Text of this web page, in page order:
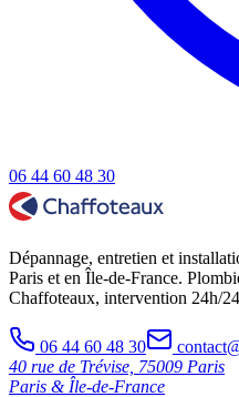
06 44 60 48 30
Dépannage, entretien et
Paris et en Île-de-France.
Chaffoteaux, intervention 24h/
06 44 60 48 30
40 rue de Trévise, 75009 Paris
Paris & Île-de-France